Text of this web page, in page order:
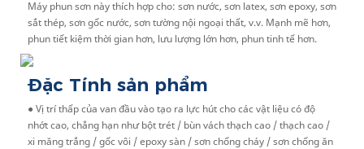
Máy phun sơn này thích hợp cho: sơn nước, sơn latex, sơn epoxy, sơn
sắt thép, sơn gốc nước, sơn tường nội ngoại thất, v.v. Mạnh mẽ hơn,
phun tiết kiệm thời gian hơn, lưu lượng lớn hơn, phun tinh tế hơn.
Đặc Tính sản phẩm
●Vị trí thấp của van đầu vào tạo ra lực hút cho các vật liệu có độ
nhớt cao, chẳng hạn như bột trét / bùn vách thạch cao / thạch cao /
xi măng trắng / gốc vôi / epoxy sàn / sơn chống cháy / sơn chống ăn